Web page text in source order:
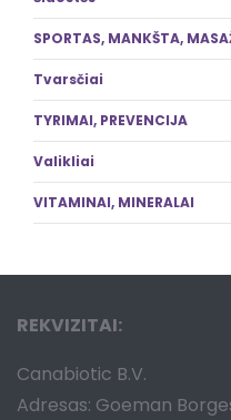
SPORTAS, MANKŠTA,
Tvarsčiai
TYRIMAI, PREVENCIJA
Valikliai
VITAMINAI, MINERALAI
REKVIZITAI:
Canabiotic B.V.
Adresas: Goeman